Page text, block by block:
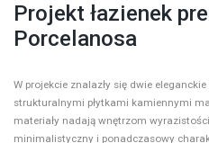
Projekt łazienek
Porcelanosa
W projekcie znalazły się dwie
strukturalnymi płytkami kamiennymi
materiały nadają wnętrzom
minimalistyczny i ponadczasowy